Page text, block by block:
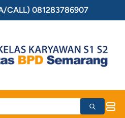
CALL) 081283786907